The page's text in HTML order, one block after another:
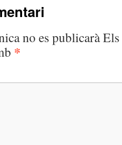
no es publicaràEls
*